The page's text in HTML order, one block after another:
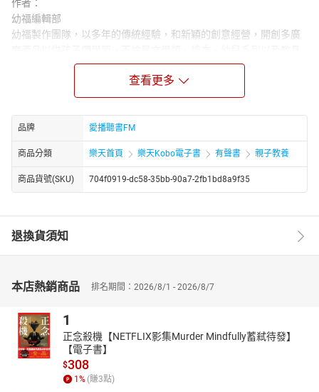
作者：
幼福編輯部
幼福製作團隊，以多年的傳統經驗，和新穎的創意經營，開創多廣
類……多項產品，站在鼓勵孩子多讀書的立場，開發極具教育性、趣
味性書籍，在愉快中學習成長，才是真正掌握孩子美好未來的基
章節：
01.小寶寶是怎麽來的
02.什麽是卵子精子他們是如何產生的
04.魚類是如何受精的
05.植物如何受精的
08.人類的生育繁殖和其他動物有什麽不一樣
09.受精卵是怎麽變成胎兒的
11.胎兒在媽媽的肚子裏怎麽吃東西如何排泄的
13.胎兒出生後臍帶哪裏去了
14.什麽是異卵雙胞胎
15.什麽是同卵雙胞胎
16.每個人都會長大嗎
17.什麽是第二性徵
查看更多
品牌 愛播聽書FM
商品分類 樂天首頁 樂天Kobo電子書 有聲書 親子教養
商品貨號(SKU) 704f0919-dc58-35bb-90a7-2fb1bd8a9f35
退換貨須知
本店熱銷商品 排名期間：2026/8/1 - 2026/8/7
1
正念殺機【NETFLIX影集Murder Mindfully蓄弒待發】
【電子書】
$308
1 % (賺3點)